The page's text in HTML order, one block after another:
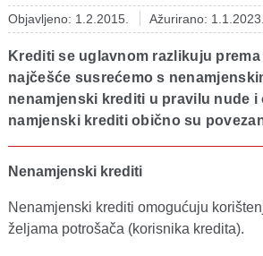
Objavljeno: 1.2.2015. Ažurirano: 1.1.2023.
Krediti se uglavnom razlikuju
najčešće susrećemo s
nenamjenski krediti u pravilu nude
namjenski krediti obično su
Nenamjenski krediti
Nenamjenski krediti omogućuju
željama potrošača (korisnika kredita).